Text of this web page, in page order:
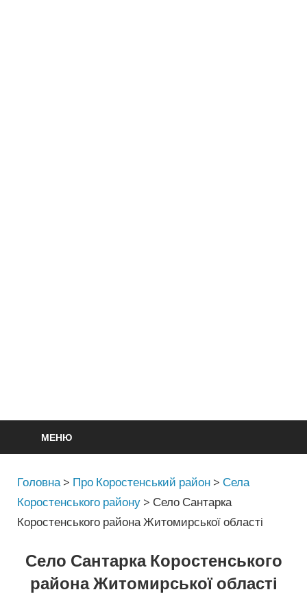
МЕНЮ
Головна > Про Коростенський район >Села
Коростенського району > Село Сантарка
Коростенського района Житомирської області
Село Сантарка Коростенського
района Житомирської області